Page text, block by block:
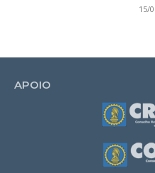
15/
APOIO